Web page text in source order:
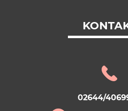
02644/